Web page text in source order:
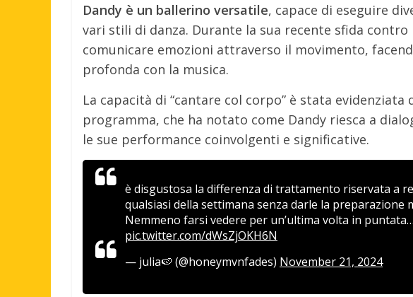
Dandy è un ballerino versatile, capace di eseguire
vari stili di danza. Durante la sua recente sfida
comunicare emozioni attraverso il movimento,
profonda con la musica.
La capacità di “cantare col corpo” è stata
programma, che ha notato come Dandy riesca a
le sue performance coinvolgenti e significative.
è disgustosa la differenza di trattamento riservata a
qualsiasi della settimana senza darle la preparazione
Nemmeno farsi vedere per un’ultima volta in puntata…
pic.twitter.com/dWsZjOKH6N
— julia🍉 (@honeymvnfades) November 21, 2024